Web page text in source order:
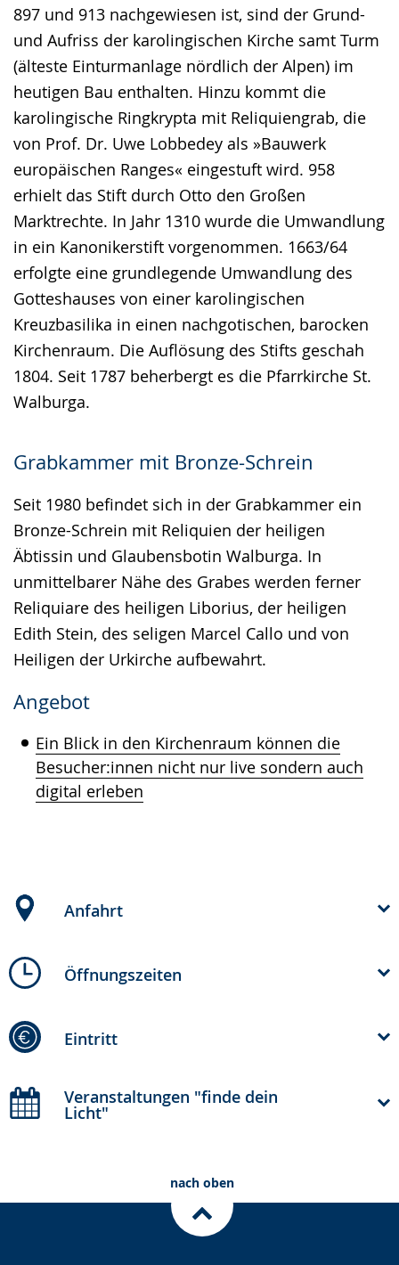
897 und 913 nachgewiesen ist, sind der Grund-
und Aufriss der karolingischen Kirche samt Turm
(älteste Einturmanlage nördlich der Alpen) im
heutigen Bau enthalten. Hinzu kommt die
karolingische Ringkrypta mit Reliquiengrab, die
von Prof. Dr. Uwe Lobbedey als »Bauwerk
europäischen Ranges« eingestuft wird. 958
erhielt das Stift durch Otto den Großen
Marktrechte. In Jahr 1310 wurde die Umwandlung
in ein Kanonikerstift vorgenommen. 1663/64
erfolgte eine grundlegende Umwandlung des
Gotteshauses von einer karolingischen
Kreuzbasilika in einen nachgotischen, barocken
Kirchenraum. Die Auflösung des Stifts geschah
1804. Seit 1787 beherbergt es die Pfarrkirche St.
Walburga.
Grabkammer mit Bronze-Schrein
Seit 1980 befindet sich in der Grabkammer ein
Bronze-Schrein mit Reliquien der heiligen
Äbtissin und Glaubensbotin Walburga. In
unmittelbarer Nähe des Grabes werden ferner
Reliquiare des heiligen Liborius, der heiligen
Edith Stein, des seligen Marcel Callo und von
Heiligen der Urkirche aufbewahrt.
Angebot
Ein Blick in den Kirchenraum können die
Besucher:innen nicht nur live sondern auch
digital erleben
Anfahrt
Öffnungszeiten
Eintritt
Veranstaltungen "finde dein
Licht"
nach oben